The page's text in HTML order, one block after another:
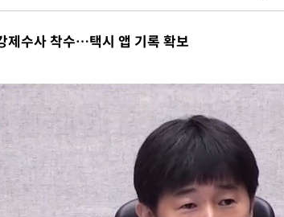
동해안 최대 150㎜ 비
…S&P 0.6% 나스닥 1.3%↑
·인천 순회경선…박선원·최민희·서미화·
당원투표 누적 득표율 45.42%로 1위… 정
주·인천 당원투표…金 47.75%·鄭
적 기뻐…등번호 7번 의미보단 팀 위해 뛸
제주·인천 권리당원 투표 김민석 승리
'…동해안 시간당 30㎜ '강한 비'[내일날씨]
제수사 착수…택시 앱 기록 확보